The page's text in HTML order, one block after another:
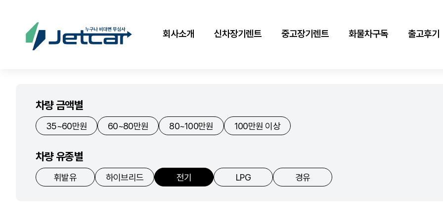
회사소개 신차장기렌트 중고장기렌트 화물차구독 출고후기
차량 금액별
35~60만원 60~80만원 80~100만원 100만원 이상
차량 유종별
휘발유 하이브리드 전기 LPG 경유